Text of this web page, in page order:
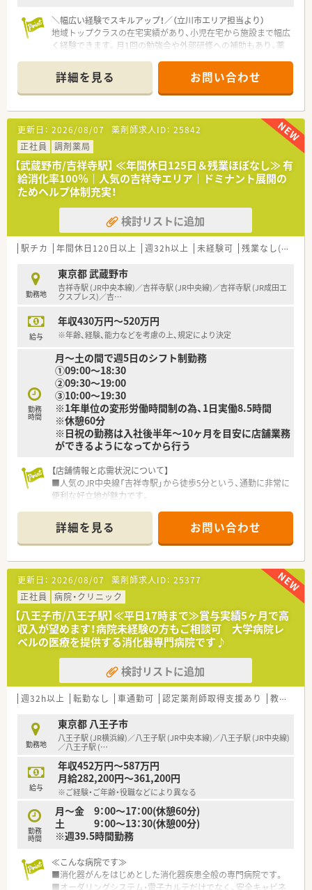
＼幅広い経験でスキルアップ！／（立川市エリア担当より）
地域トップクラスの在宅実績があり、小児在宅から施設まで幅広
く経験できます。月1回の勉強会や外部研修への補助もあり、薬
＊------------------------------------------＊
【店舗情報と応需状況について】
■立川駅からバスで約10分、地域の方々に深く信頼されている
クリニック門前の薬局です。
■内科や整形外科など複数科目を応需しており、1日に約120枚
の処方箋を扱います。
■ホテルのロビーをイメージした高級感のある内装で、患者様も
スタッフも快適に過ごせます。
【募集背景と求める人物像について】
■在宅業務の拡大に伴う増員募集で、特にフットワークが軽く体
力のある方を求めています。
■次世代を担う方々の、新たなチャレンジを応援しています。調
剤未経験からのスタートでも、お人柄や学ぶ意欲をしっかりと評
■協調性を持ち、周りのスタッフと気持ちよく働ける方を歓迎し
ます。あなたの明るいお人柄で、店舗をさらに盛り上げていただ
けると嬉しいです。
【法人特徴について】
■社員の幸せが明るい薬局を作ると考え、現場の声を大切にする
■社長は元MRの薬剤師であり、現場目線の経営で最新機器の導
入にも積極的な会社です。
■地域に根ざした運営を続けており、立川市内の在宅医療におい
て中心的な役割を担います。
【こんな方にオススメ】
■在宅医療に深く関わりたい方や、地域医療の最前線で経験を積
みたい方
みたい方
■風通しの良い職場で、自分の意見を発信しながら組織と共に成
長したい方
ぜひともお問合せお待ちしております。
詳細を見る お問い合わせ
更新日： 2026/08/07 薬剤師求人ID： 25842
正社員
調剤薬局
【武蔵野市/吉祥寺駅】 ≪年間休日125日＆残業ほぼなし≫ 有
給消化率100％｜人気の吉祥寺エリア｜ドミナント展開の
ためヘルプ体制充実！
検討リストに追加
駅チカ 年間休日120日以上 週32h以上 未経験可 残業なし(ほぼなし含む)
勤務地
東京都 武蔵野市
吉祥寺駅 (JR中央本線)／吉祥寺駅 (JR中央線)／吉祥寺駅 (JR成田エ
クスプレス)／吉…
給与
年収430万円～520万円
※年齢、経験、能力などを考慮の上、規定により決定
勤務
時間
月～土の間で週5日のシフト制勤務
➀09:00～18:30
②09:30～19:00
③10:00～19:30
※1年単位の変形労働時間制の為、1日実働8.5時間
※休憩60分
※日祝の勤務は入社後半年～10ヶ月を目安に店舗業務
ができるようになってから行う
【店舗情報と応需状況について】
■人気のJR中央線「吉祥寺駅」から徒歩5分という、通勤に非常に
便利な好立地が魅力です。
多岐にわたる処方箋を受け付けています。
■薬剤師7名、医療事務4名と人員体制が厚く、安心して業務に集
中できる環境が整っています。
【募集背景と求める人物像について】
■欠員補充ではなく、従業員がより働きやすい環境を実現するた
めの前向きな増員募集となります。
■幅広い処方箋に触れながらスキルアップを目指したいという、
学習意欲の高い方を求めています。
■チームワークを大切にし、人員の厚い店舗で周囲と協力しなが
ら業務に取り組める方を歓迎します。
【職場環境と雰囲気】
■創業85年の安定した経営基盤があり、安心して長くキャリア
を築いていくことができます。
る職場で働くことができます。
■エリアマネージャーによる手厚いフォロー体制が整っており、
困った時もすぐに相談可能です。
【想定されるキャリアイメージ】
■薬局長やエリアマネージャーなど役職が豊富にあり、キャリア
アップを目指しやすい環境です。
■希望や適性に応じて、漢方調剤のスキルを習得し、専門性を高
めていく道もございます。
■原則として異動はないため、一つの店舗に腰を据えて地域医療
詳細を見る お問い合わせ
更新日： 2026/08/07 薬剤師求人ID： 25377
正社員
病院・クリニック
【八王子市/八王子駅】≪平日17時まで≫賞与実績5ヶ月で高
収入が望めます！病院未経験の方もご相談可 大学病院レ
ベルの医療を提供する消化器専門病院です♪
検討リストに追加
週32h以上 転勤なし 車通勤可 認定薬剤師取得支援あり 教育制度あり
勤務地
東京都 八王子市
八王子駅 (JR横浜線)／八王子駅 (JR中央本線)／八王子駅 (JR中央線)
／八王子駅 (…
給与
年収452万円～587万円
月給282,200円～361,200円
※ご経験・ご年齢・役職などにより異なる
勤務
時間
月～金 9：00～17：00(休憩60分)
土 9：00～13：30(休憩00分)
※週39.5時間勤務
≪こんな病院です≫
■消化器がんをはじめとした消化器疾患全般の専門病院です。
■オーダリングシステム・電子カルテだけでなく、安全キャビネ